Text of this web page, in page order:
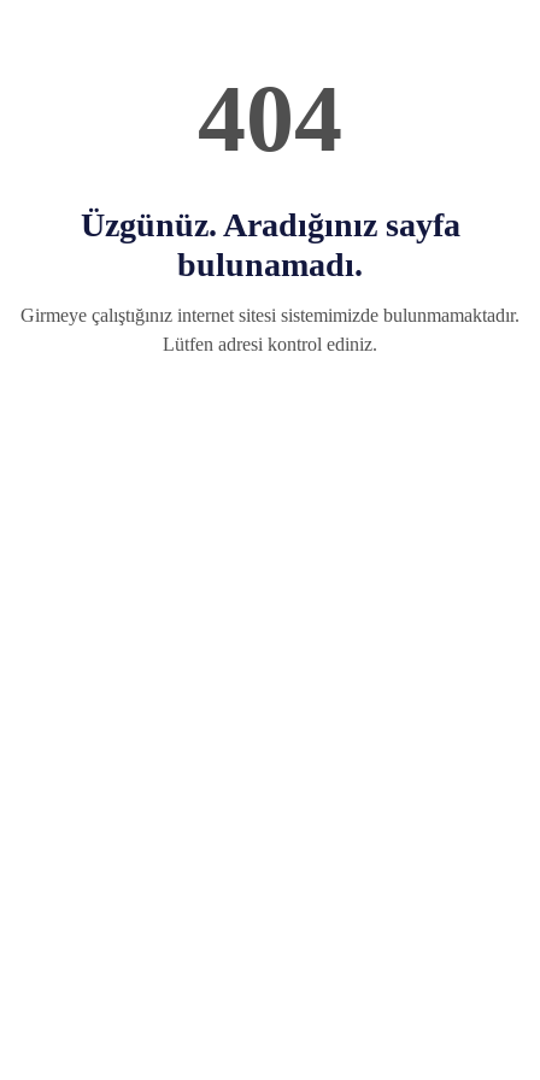
404
Üzgünüz. Aradığınız sayfa
bulunamadı.
Girmeye çalıştığınız internet sitesi sistemimizde bulunmamaktadır.
Lütfen adresi kontrol ediniz.